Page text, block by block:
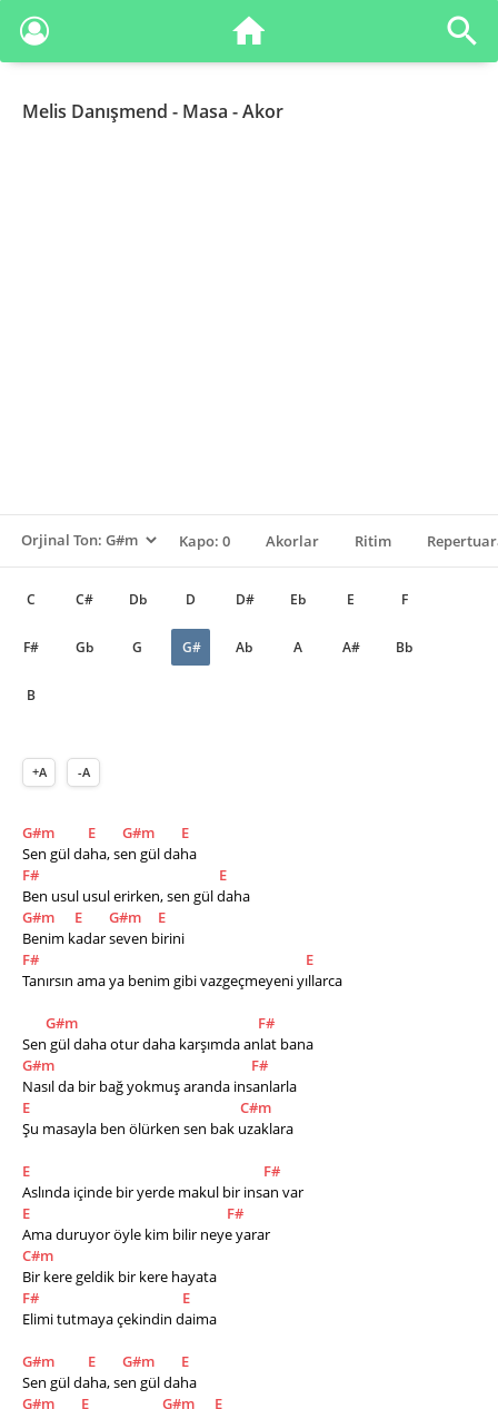
Melis Danışmend - Masa - Akor
Kapo: 0 Akorlar Ritim
C C# Db D D# Eb E F
F# Gb G G# Ab A A# Bb
B
+A -A
G#m E G#m
E
Sen gül daha, sen gül daha
F#
E
Ben usul usul erirken, sen gül daha
G#m
E G#m
E
Benim kadar seven birini
F#
E
Tanırsın ama ya benim gibi vazgeçmeyeni yıllarca
G#m
F#
Sen gül daha otur daha karşımda anlat bana
G#m
F#
Nasıl da bir bağ yokmuş aranda insanlarla
E
C#m
Şu masayla ben ölürken sen bak uzaklara
E
F#
Aslında içinde bir yerde makul bir insan var
E
F#
Ama duruyor öyle kim bilir neye yarar
C#m
Bir kere geldik bir kere hayata
F#
E
Elimi tutmaya çekindin daima
G#m E G#m
E
Sen gül daha, sen gül daha
G#m
E G#m
E